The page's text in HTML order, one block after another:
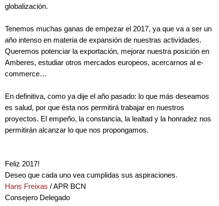
globalización.
Tenemos muchas ganas de empezar el 2017, ya que va a ser un
año intenso en materia de expansión de nuestras actividades.
Queremos potenciar la exportación, mejorar nuestra posición en
Amberes, estudiar otros mercados europeos, acercarnos al e-
commerce…
En definitiva, como ya dije el año pasado: lo que más deseamos
es salud, por que ésta nos permitirá trabajar en nuestros
proyectos. El empeño, la constancia, la lealtad y la honradez nos
permitirán alcanzar lo que nos propongamos.
Feliz 2017!
Deseo que cada uno vea cumplidas sus aspiraciones.
Hans Freixas / APR BCN
Consejero Delegado